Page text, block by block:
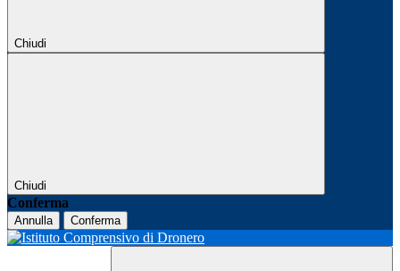
Chiudi
Chiudi
Conferma
Annulla Conferma